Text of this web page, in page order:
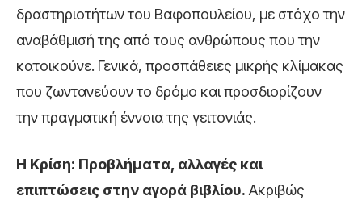
δραστηριοτήτων του Βαφοπουλείου, με στόχο την
αναβάθμισή της από τους ανθρώπους που την
κατοικούνε. Γενικά, προσπάθειες μικρής κλίμακας
που ζωντανεύουν το δρόμο και προσδιορίζουν
την πραγματική έννοια της γειτονιάς.
Η Κρίση: Προβλήματα, αλλαγές και
επιπτώσεις στην αγορά βιβλίου. Ακριβώς